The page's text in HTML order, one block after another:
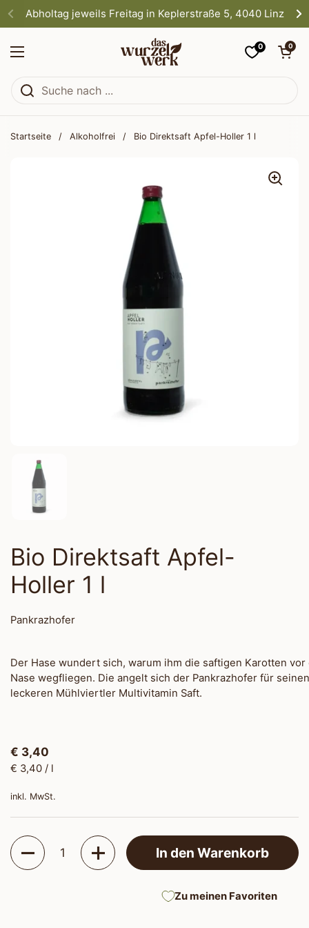
Zum Inhalt springen
Abholtag jeweils Freitag in Keplerstraße 5, 4040 Linz
Menü öffnen
0Warenkorb
0
Startseite / Alkoholfrei / Bio Direktsaft Apfel-Holler 1 l
Bio Direktsaft Apfel-
Holler 1 l
Pankrazhofer
Der Hase wundert sich, warum ihm die saftigen Karotten vor
Nase wegfliegen. Die angelt sich der Pankrazhofer für seinen
leckeren Mühlviertler Multivitamin Saft.
€ 3,40
€ 3,40 / l
inkl. MwSt.
Anzahl
In den Warenkorb
Zu meinen Favoriten